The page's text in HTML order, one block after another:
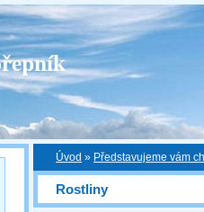
Úvod » Představujeme vám
Rostliny